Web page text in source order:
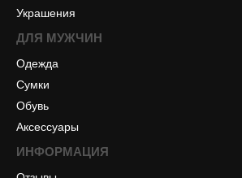
Украшения
ДЛЯ МУЖЧИН
Одежда
Сумки
Обувь
Аксессуары
ИНФОРМАЦИЯ